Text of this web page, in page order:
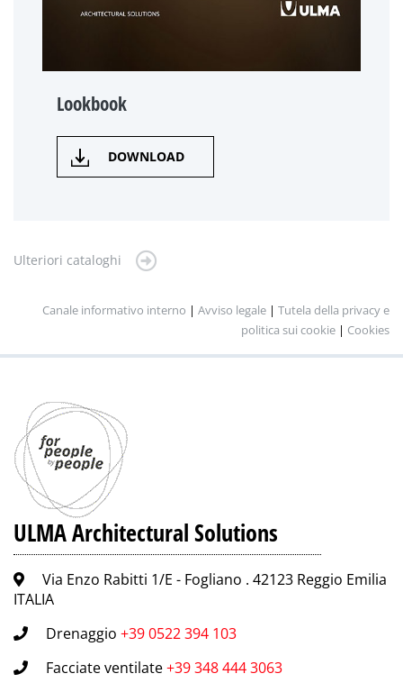
Lookbook
DOWNLOAD
Ulteriori cataloghi
Canale informativo interno | Avviso legale | Tutela della privacy e
politica sui cookie | Cookies
ULMA Architectural Solutions
Via Enzo Rabitti 1/E - Fogliano . 42123 Reggio Emilia
ITALIA
Drenaggio +39 0522 394 103
Facciate ventilate+39 348 444 3063